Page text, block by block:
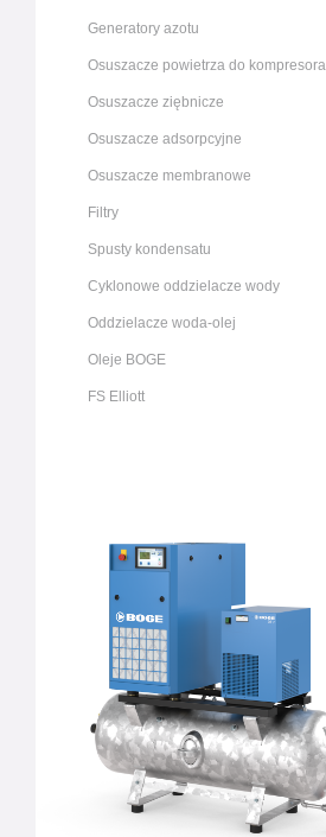
Generatory azotu
Osuszacze powietrza do kompresora
Osuszacze ziębnicze
Osuszacze adsorpcyjne
Osuszacze membranowe
Filtry
Spusty kondensatu
Cyklonowe oddzielacze wody
Oddzielacze woda-olej
Oleje BOGE
FS Elliott